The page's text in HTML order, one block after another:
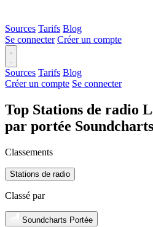
Sources Tarifs Blog
Se connecter Créer un compte
Sources Tarifs Blog
Créer un compte Se connecter
Top Stations de radio
par portée Soundcharts
Classements
Stations de radio
Classé par
Soundcharts Portée